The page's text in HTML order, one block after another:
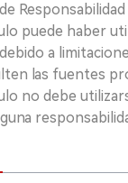
puede haber
a
las fuentes
no debe